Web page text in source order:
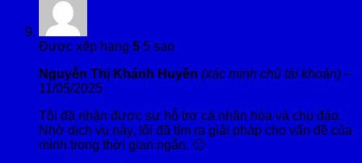
Được xếp hạng 5 5 sao
Nguyễn Thị Khánh Huyền (xác minh chủ tài khoản) –
11/05/2025
Tôi đã nhận được sự hỗ trợ cá nhân hóa và chu đáo.
Nhờ dịch vụ này, tôi đã tìm ra giải pháp cho vấn đề của
mình trong thời gian ngắn. 🙂